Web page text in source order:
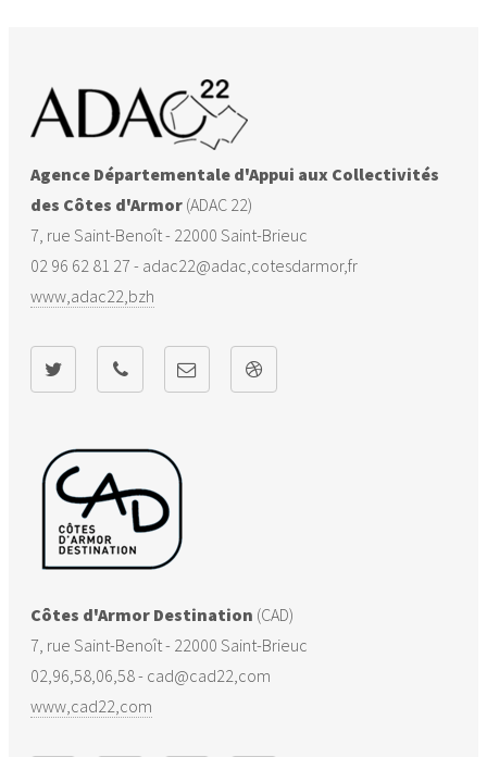
Agence Départementale d'Appui aux Collectivités
des Côtes d'Armor (ADAC 22)
7, rue Saint-Benoît - 22000 Saint-Brieuc
02 96 62 81 27 - adac22@adac,cotesdarmor,fr
www,adac22,bzh
Côtes d'Armor Destination (CAD)
7, rue Saint-Benoît - 22000 Saint-Brieuc
02,96,58,06,58 - cad@cad22,com
www,cad22,com